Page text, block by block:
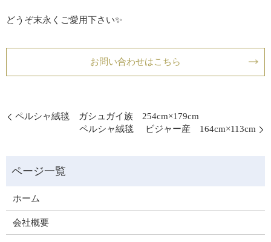
どうぞ末永くご愛用下さい✨
お問い合わせはこちら
ペルシャ絨毯 ガシュガイ族 254cm×179cm
ペルシャ絨毯 ビジャー産 164cm×113cm
ホーム
会社概要